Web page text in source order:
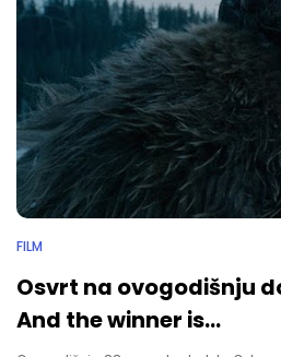
FILM
Osvrt na ovogodišnju
And the winner is...